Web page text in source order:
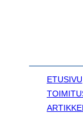
ETUSIVU